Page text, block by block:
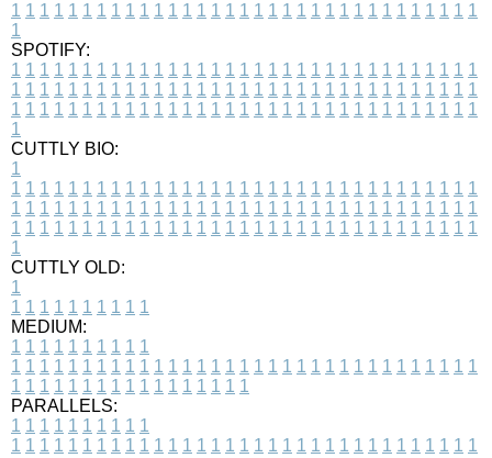
1 1 1 1 1 1 1 1 1 1 1 1 1 1 1 1 1 1 1 1 1 1 1 1 1 1 1 1 1 1 1 1 1
1
SPOTIFY:
1 1 1 1 1 1 1 1 1 1 1 1 1 1 1 1 1 1 1 1 1 1 1 1 1 1 1 1 1 1 1 1 1
1 1 1 1 1 1 1 1 1 1 1 1 1 1 1 1 1 1 1 1 1 1 1 1 1 1 1 1 1 1 1 1 1
1 1 1 1 1 1 1 1 1 1 1 1 1 1 1 1 1 1 1 1 1 1 1 1 1 1 1 1 1 1 1 1 1
1
CUTTLY BIO:
1
1 1 1 1 1 1 1 1 1 1 1 1 1 1 1 1 1 1 1 1 1 1 1 1 1 1 1 1 1 1 1 1 1
1 1 1 1 1 1 1 1 1 1 1 1 1 1 1 1 1 1 1 1 1 1 1 1 1 1 1 1 1 1 1 1 1
1 1 1 1 1 1 1 1 1 1 1 1 1 1 1 1 1 1 1 1 1 1 1 1 1 1 1 1 1 1 1 1 1
1
CUTTLY OLD:
1
1 1 1 1 1 1 1 1 1 1
MEDIUM:
1 1 1 1 1 1 1 1 1 1
1 1 1 1 1 1 1 1 1 1 1 1 1 1 1 1 1 1 1 1 1 1 1 1 1 1 1 1 1 1 1 1 1
1 1 1 1 1 1 1 1 1 1 1 1 1 1 1 1 1
PARALLELS:
1 1 1 1 1 1 1 1 1 1
1 1 1 1 1 1 1 1 1 1 1 1 1 1 1 1 1 1 1 1 1 1 1 1 1 1 1 1 1 1 1 1 1